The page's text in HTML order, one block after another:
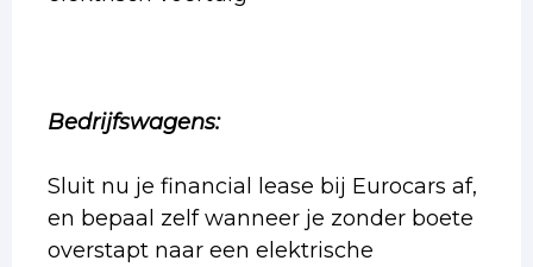
Bedrijfswagens:
Sluit nu je financial lease bij Eurocars af,
en bepaal zelf wanneer je zonder boete
overstapt naar een elektrische